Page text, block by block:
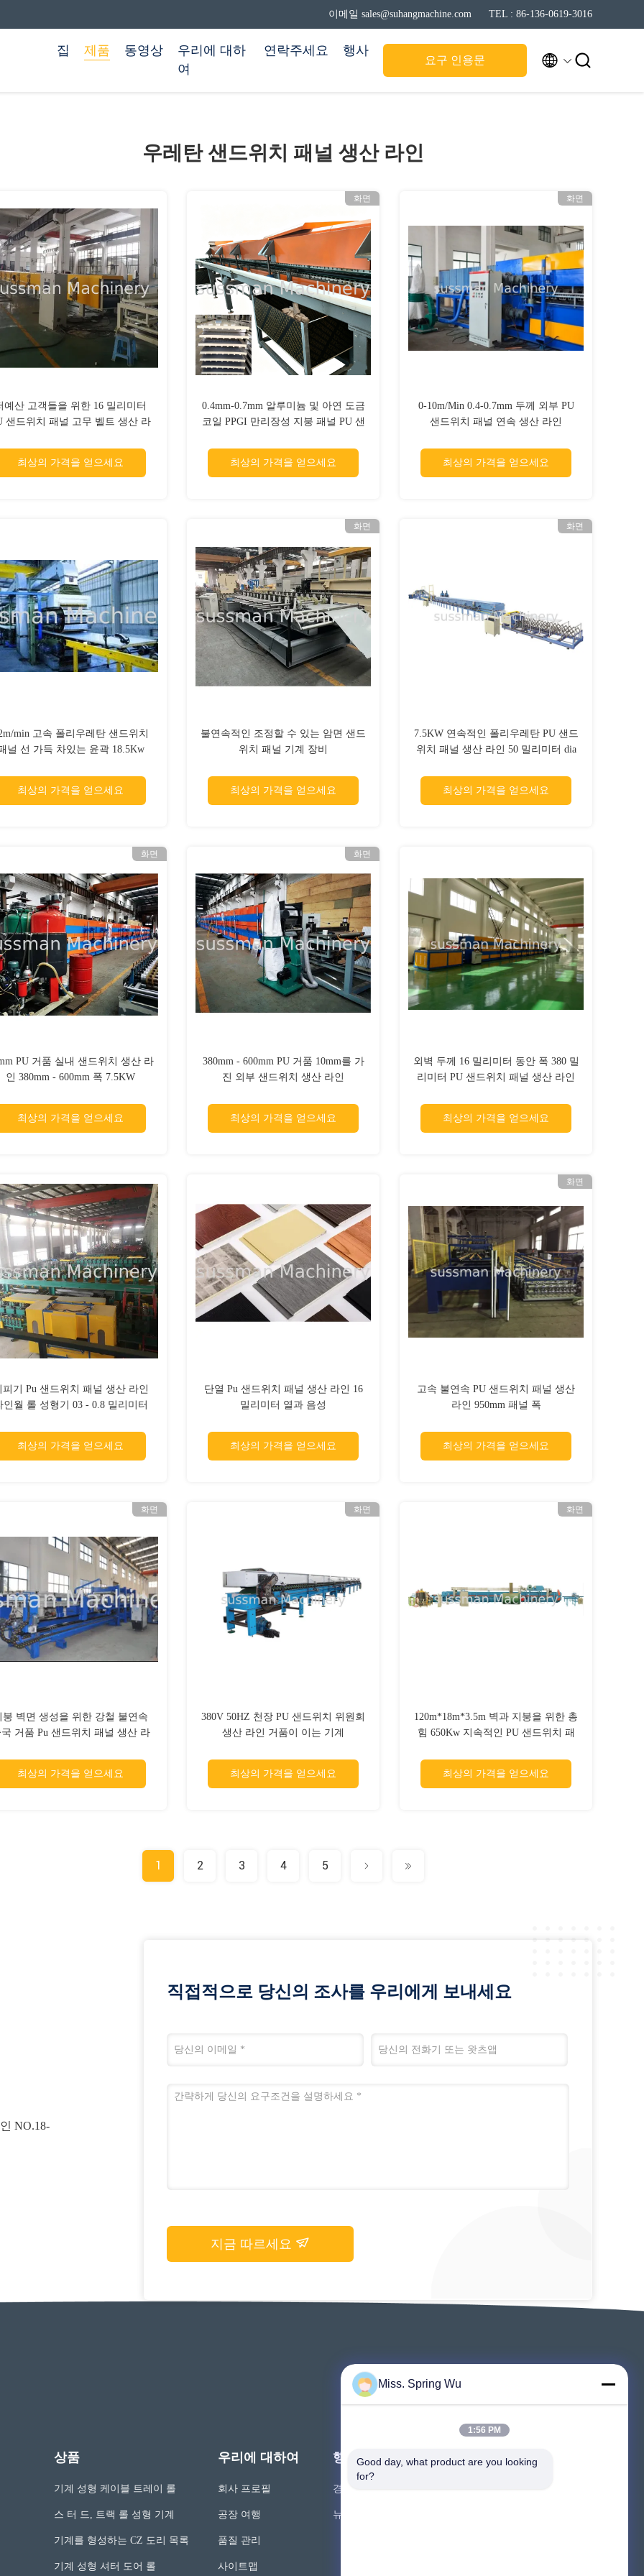
이메일 sales@suhangmachine.com TEL : 86-136-0619-3016
집 제품 동영상
우리에 대하
여
연락주세요 행사
요구 인용문  
우레탄 샌드위치 패널 생산 라인
예산 고객들을 위한 16 밀리미터
샌드위치 패널 고무 벨트 생산 라
최상의 가격을 얻으세요
화면
0.4mm-0.7mm 알루미늄 및 아연 도금
코일 PPGI 만리장성 지붕 패널 PU 샌
최상의 가격을 얻으세요
화면
0-10m/Min 0.4-0.7mm 두께 외부 PU
샌드위치 패널 연속 생산 라인
최상의 가격을 얻으세요
min 고속 폴리우레탄 샌드위치
널 선 가득 차있는 윤곽 18.5Kw
최상의 가격을 얻으세요
화면
불연속적인 조정할 수 있는 암면 샌드
위치 패널 기계 장비
최상의 가격을 얻으세요
화면
7.5KW 연속적인 폴리우레탄 PU 샌드
위치 패널 생산 라인 50 밀리미터 dia
최상의 가격을 얻으세요
화면
PU 거품 실내 샌드위치 생산 라
인 380mm - 600mm 폭 7.5KW
최상의 가격을 얻으세요
화면
380mm - 600mm PU 거품 10mm를 가
진 외부 샌드위치 생산 라인
최상의 가격을 얻으세요
외벽 두께 16 밀리미터 동안 폭 380 밀
리미터 PU 샌드위치 패널 생산 라인
최상의 가격을 얻으세요
피기 Pu 샌드위치 패널 생산 라인
인월 롤 성형기 03 - 0.8 밀리미터
최상의 가격을 얻으세요
단열 Pu 샌드위치 패널 생산 라인 16
밀리미터 열과 음성
최상의 가격을 얻으세요
화면
고속 불연속 PU 샌드위치 패널 생산
라인 950mm 패널 폭
최상의 가격을 얻으세요
화면
붕 벽면 생성을 위한 강철 불연속
거품 Pu 샌드위치 패널 생산 라
최상의 가격을 얻으세요
화면
380V 50HZ 천장 PU 샌드위치 위원회
생산 라인 거품이 이는 기계
최상의 가격을 얻으세요
화면
120m*18m*3.5m 벽과 지붕을 위한 총
힘 650Kw 지속적인 PU 샌드위치 패
최상의 가격을 얻으세요
1 2 3 4 5
NO.18-
직접적으로 당신의 조사를 우리에게 보내세요
지금 따르세요
상품
기계 성형 케이블 트레이 롤
스 터 드, 트랙 롤 성형 기계
기계를 형성하는 CZ 도리 목록
기계 성형 셔터 도어 롤
우리에 대하여
회사 프로필
공장 여행
품질 관리
사이트맵
행사
경우
뉴스
요구 인용문
Miss. Spring Wu
1:56 PM
Good day, what product are you looking
for?